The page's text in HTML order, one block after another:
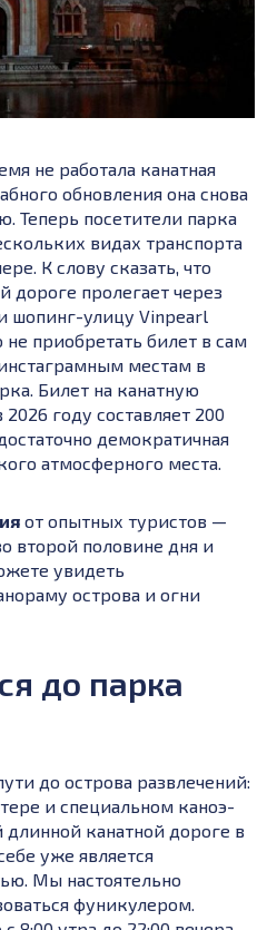
не работала канатная
обновления она снова
Теперь посетители парка
видах транспорта
К слову сказать, что
дороге пролегает через
шопинг-улицу Vinpearl
приобретать билет в сам
местам в
Билет на канатную
году составляет 200
демократичная
атмосферного места.
от опытных туристов —
второй половине дня и
увидеть
острова и огни
до парка
до острова развлечений:
и специальном каноэ-
канатной дороге в
уже является
Мы настоятельно
фуникулером.